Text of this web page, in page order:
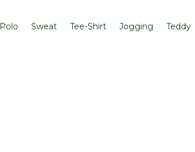
Polo Sweat Tee-Shirt Jogging Teddy